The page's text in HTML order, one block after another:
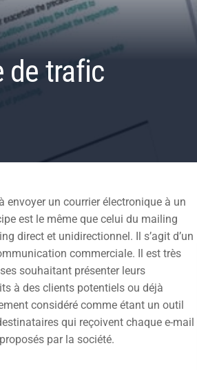
de trafic
envoyer un courrier électronique à un
est le même que celui du mailing
direct et unidirectionnel. Il s’agit d’un
commerciale. Il est très
souhaitant présenter leurs
à des clients potentiels ou déjà
considéré comme étant un outil
qui reçoivent chaque e-mail
par la société.